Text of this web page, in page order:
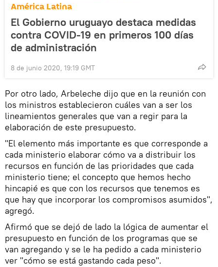
América Latina
El Gobierno uruguayo destaca medidas
contra COVID-19 en primeros 100 días
de administración
8 de junio 2020, 19:19 GMT
Por otro lado, Arbeleche dijo que en la reunión con
los ministros establecieron cuáles van a ser los
lineamientos generales que van a regir para la
elaboración de este presupuesto.
"El elemento más importante es que corresponde a
cada ministerio elaborar cómo va a distribuir los
recursos en función de las prioridades que cada
ministerio tiene; el concepto que hemos hecho
hincapié es que con los recursos que tenemos es
que hay que incorporar los compromisos asumidos",
agregó.
Afirmó que se dejó de lado la lógica de aumentar el
presupuesto en función de los programas que se
van agregando y se le ha pedido a cada ministerio
ver "cómo se está gastando cada peso".